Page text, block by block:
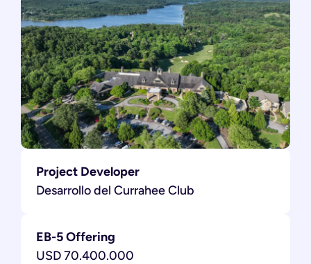
Project Developer
Desarrollo del Currahee Club
EB-5 Offering
USD 70.400.000